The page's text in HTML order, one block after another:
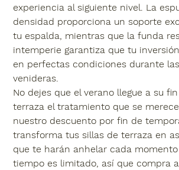
experiencia al siguiente nivel. La
densidad proporciona un soporte
tu espalda, mientras que la funda
intemperie garantiza que tu
en perfectas condiciones durante
venideras.
No dejes que el verano llegue a su
terraza el tratamiento que se
nuestro descuento por fin de
transforma tus sillas de terraza en
que te harán anhelar cada momento
tiempo es limitado, así que compra